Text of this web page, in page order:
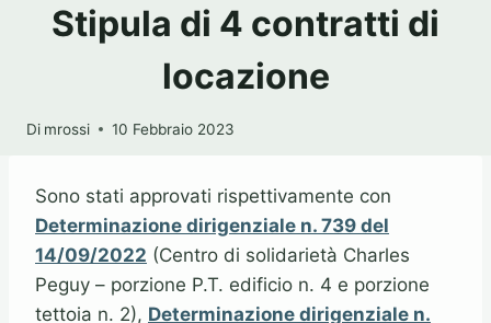
Stipula di 4 contratti di
locazione
Di mrossi 10 Febbraio 2023
Sono stati approvati rispettivamente con
Determinazione dirigenziale n. 739 del
14/09/2022 (Centro di solidarietà Charles
Peguy – porzione P.T. edificio n. 4 e porzione
tettoia n. 2), Determinazione dirigenziale n.